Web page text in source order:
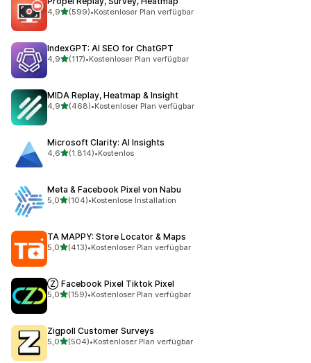
4,9von 5 Sternen
(599)
599 Rezensionen insgesamt
•Kostenloser Plan verfügbar
IndexGPT: AI SEO for ChatGPT
4,9von 5 Sternen
(117)
117 Rezensionen insgesamt
•Kostenloser Plan verfügbar
MIDA Replay, Heatmap & Insight
4,9von 5 Sternen
(468)
468 Rezensionen insgesamt
•Kostenloser Plan verfügbar
Microsoft Clarity: AI Insights
4,6von 5 Sternen
(1.814)
1814 Rezensionen insgesamt
•Kostenlos
Meta & Facebook Pixel von Nabu
5,0von 5 Sternen
(104)
104 Rezensionen insgesamt
•Kostenlose Installation
TA MAPPY: Store Locator & Maps
5,0von 5 Sternen
(413)
413 Rezensionen insgesamt
•Kostenloser Plan verfügbar
Ⓩ Facebook Pixel Tiktok Pixel
5,0von 5 Sternen
(159)
159 Rezensionen insgesamt
•Kostenloser Plan verfügbar
Zigpoll Customer Surveys
5,0von 5 Sternen
(504)
504 Rezensionen insgesamt
•Kostenloser Plan verfügbar